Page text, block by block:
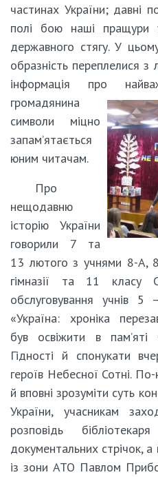
частинах України; давні
полі бою наші пращури
державного стягу. У
образність переплелися
інформація про
громадянина
символи міцно
запам’ятається
юним читачам.
Про
нещодавню
історію України
говорили 7 та
13 лютого з учнями 8-А,
гімназії та 11
обслуговування учнів 5
«Україна: хроніка
був освіжити в пам’яті
Гідності й спонукати
героїв Небесної Сотні.
й вповні зрозуміти суть
України, учасникам
розповідь
документальних стрічок, а
із зони АТО Павлом